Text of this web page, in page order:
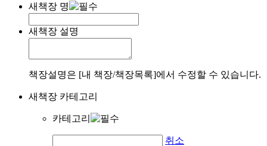
새책장 명
새책장 설명
책장설명은 [내 책장/책장목록]에서 수정할 수 있습니다.
새책장 카테고리
카테고리
취소